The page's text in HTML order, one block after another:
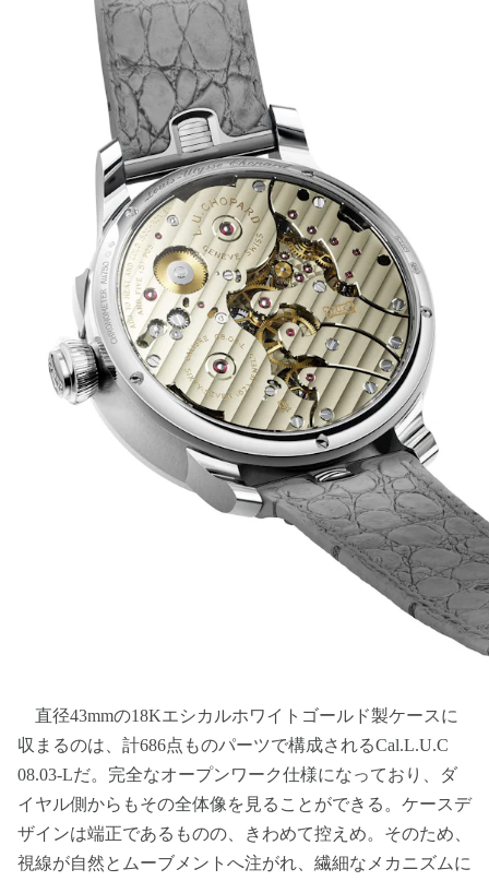
直径43mmの18Kエシカルホワイトゴールド製ケースに
収まるのは、計686点ものパーツで構成されるCal.L.U.C
08.03-Lだ。完全なオープンワーク仕様になっており、ダ
イヤル側からもその全体像を見ることができる。ケースデ
ザインは端正であるものの、きわめて控えめ。そのため、
視線が自然とムーブメントへ注がれ、繊細なメカニズムに